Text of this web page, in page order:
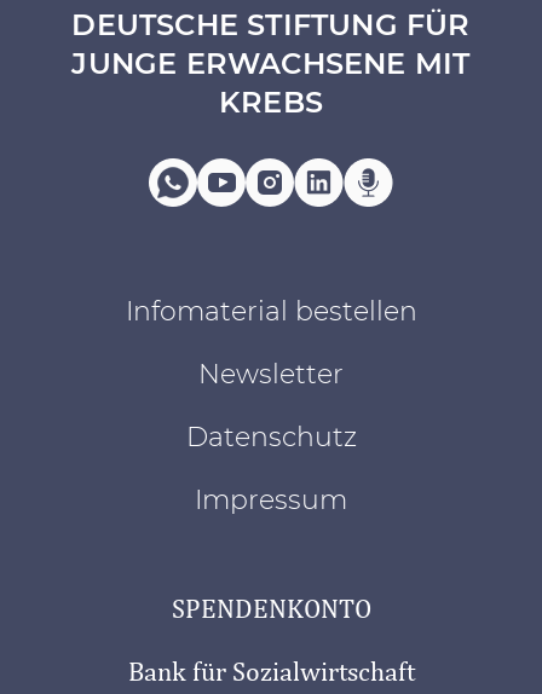
DEUTSCHE STIFTUNG FÜR
JUNGE ERWACHSENE MIT
KREBS
Infomaterial bestellen
Newsletter
Datenschutz
Impressum
SPENDENKONTO
Bank für Sozialwirtschaft